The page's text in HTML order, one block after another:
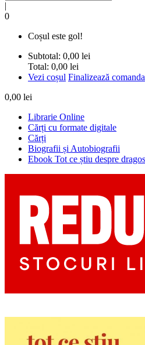
|
0
Coșul este gol!
Subtotal: 0,00 lei
Total: 0,00 lei
Vezi coșul Finalizează comanda
0,00 lei
Librarie Online
Cărți cu formate digitale
Cărți
Biografii și Autobiografii
Ebook Tot ce știu despre